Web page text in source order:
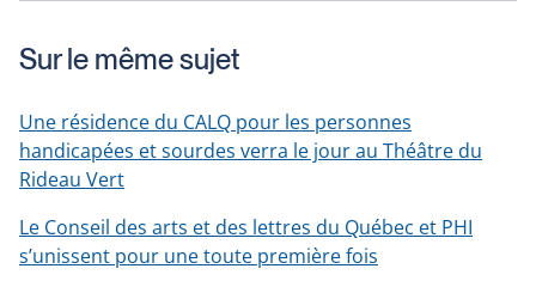
une
fenêtre
Sur le même sujet
Une résidence du CALQ pour les personnes
handicapées et sourdes verra le jour au Théâtre du
Rideau Vert
Le Conseil des arts et des lettres du Québec et PHI
s’unissent pour une toute première fois